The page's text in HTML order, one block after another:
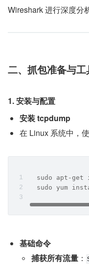
Wireshark 进行深度分
二、抓包准备与工
1. 安装与配置
安装 tcpdump
在 Linux 系统中，
sudo apt-get
sudo yum
基础命令
捕获所有流量 ：